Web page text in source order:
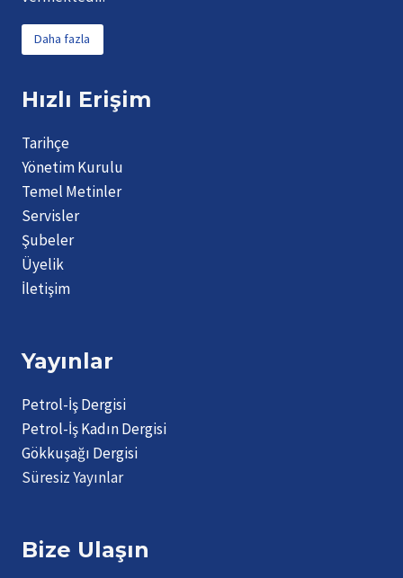
m
ı
Daha fazla
Hızlı Erişim
Tarihçe
Yönetim Kurulu
Temel Metinler
Servisler
Şubeler
Üyelik
İletişim
Yayınlar
Petrol-İş Dergisi
Petrol-İş Kadın Dergisi
Gökkuşağı Dergisi
Süresiz Yayınlar
Bize Ulaşın